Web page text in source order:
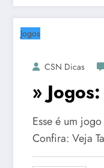
Jogos
CSN Dicas
»
Esse é um
Confira: Veja